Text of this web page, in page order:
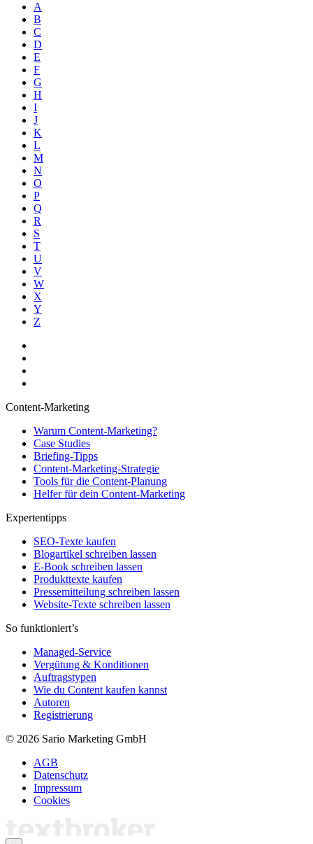
A
B
C
D
E
F
G
H
I
J
K
L
M
N
O
P
Q
R
S
T
U
V
W
X
Y
Z
Content-Marketing
Warum Content-Marketing?
Case Studies
Briefing-Tipps
Content-Marketing-Strategie
Tools für die Content-Planung
Helfer für dein Content-Marketing
Expertentipps
SEO-Texte kaufen
Blogartikel schreiben lassen
E-Book schreiben lassen
Produkttexte kaufen
Pressemitteilung schreiben lassen
Website-Texte schreiben lassen
So funktioniert’s
Managed-Service
Vergütung & Konditionen
Auftragstypen
Wie du Content kaufen kannst
Autoren
Registrierung
© 2026 Sario Marketing GmbH
AGB
Datenschutz
Impressum
Cookies